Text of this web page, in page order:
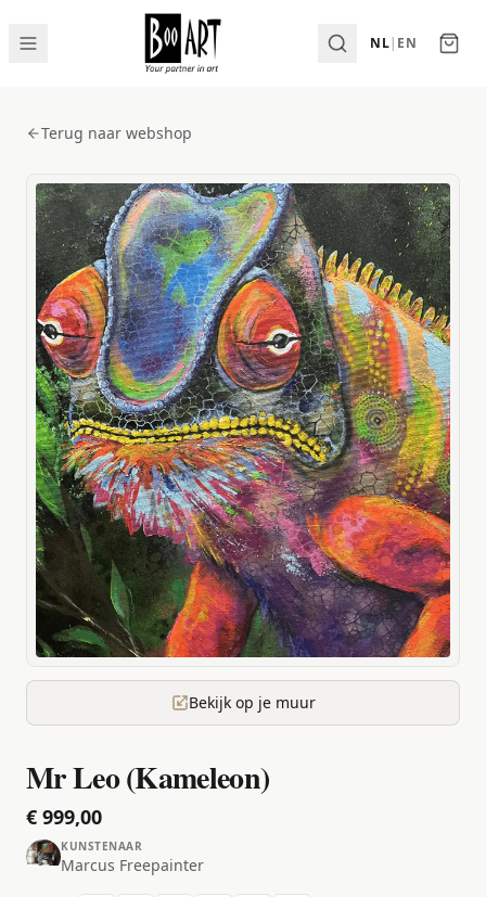
NL| EN
Terug naar webshop
Bekijk op je muur
Mr Leo (Kameleon)
€ 999,00
KUNSTENAAR
Marcus Freepainter